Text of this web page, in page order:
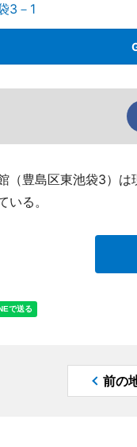
3－1
（豊島区東池袋3）
いる。
前の